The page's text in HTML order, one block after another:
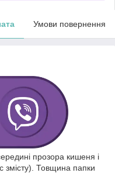
Умови повернення
прозора кишеня і
змісту). Товщина папки